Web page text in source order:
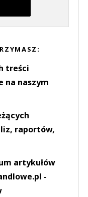
treści
na naszym
raportów,
artykułów
-